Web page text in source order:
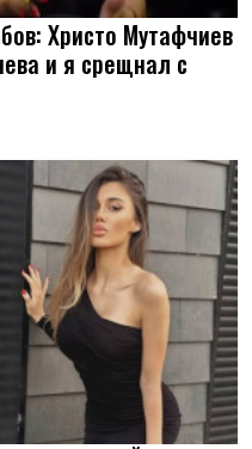
Христо Мутафчиев
и я срещнал с